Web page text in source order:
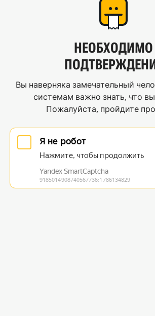
НЕОБХОДИМО
Вы наверняка замечательный
системам важно знать, что
Пожалуйста, пройдите